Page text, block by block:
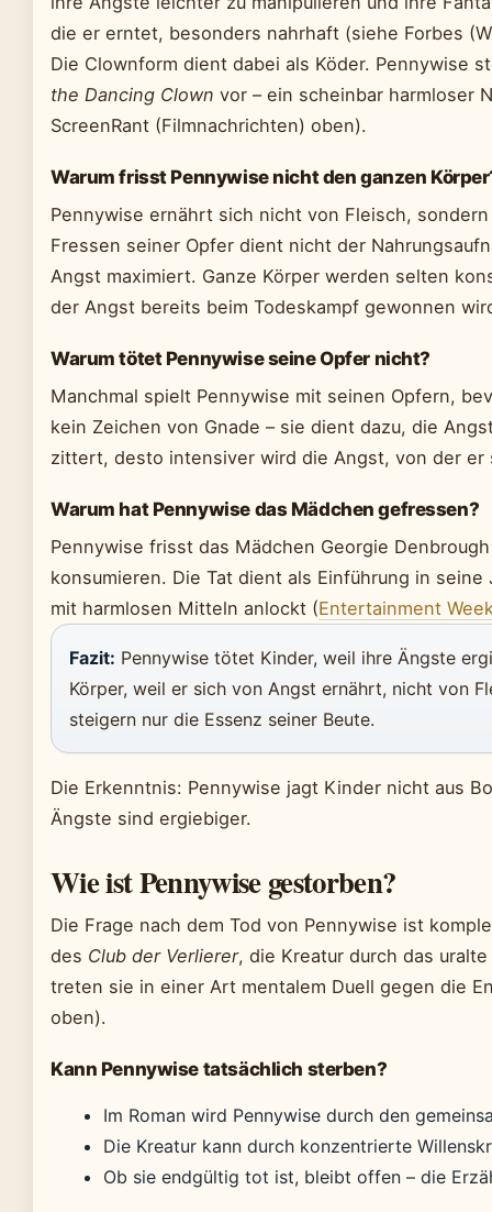
die er erntet, besonders nahrhaft (siehe Forbes
Die Clownform dient dabei als Köder. Pennywise
the Dancing Clown vor – ein scheinbar harmloser
ScreenRant (Filmnachrichten) oben).
Warum frisst Pennywise nicht den ganzen
Pennywise ernährt sich nicht von Fleisch,
Fressen seiner Opfer dient nicht der
Angst maximiert. Ganze Körper werden selten
der Angst bereits beim Todeskampf gewonnen
Warum tötet Pennywise seine Opfer nicht?
Manchmal spielt Pennywise mit seinen Opfern,
kein Zeichen von Gnade – sie dient dazu, die
zittert, desto intensiver wird die Angst, von der er
Warum hat Pennywise das Mädchen gefressen?
Pennywise frisst das Mädchen Georgie
konsumieren. Die Tat dient als Einführung in
mit harmlosen Mitteln anlockt (Entertainment
Fazit: Pennywise tötet Kinder, weil ihre Ängste
Körper, weil er sich von Angst ernährt, nicht von
steigern nur die Essenz seiner Beute.
Die Erkenntnis: Pennywise jagt Kinder nicht aus
Ängste sind ergiebiger.
Wie ist Pennywise gestorben?
Die Frage nach dem Tod von Pennywise ist
des Club der Verlierer, die Kreatur durch das uralte
treten sie in einer Art mentalem Duell gegen die
oben).
Kann Pennywise tatsächlich sterben?
Im Roman wird Pennywise durch den
Die Kreatur kann durch konzentrierte
Ob sie endgültig tot ist, bleibt offen – die